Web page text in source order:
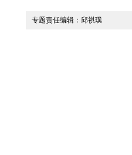
专题责任编辑：邱祺璞